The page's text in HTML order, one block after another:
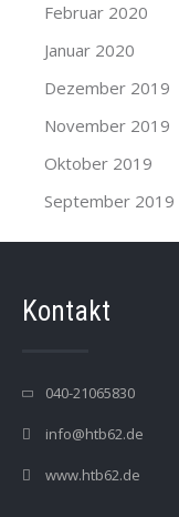
Februar 2020
Januar 2020
Dezember 2019
November 2019
Oktober 2019
September 2019
Kontakt
040-21065830
info@htb62.de
www.htb62.de